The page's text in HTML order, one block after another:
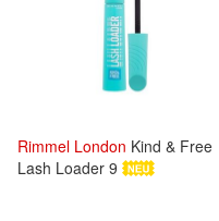
Rimmel London Kind & Free
Lash Loader 9